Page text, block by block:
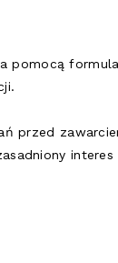
pomocą
przed
interes